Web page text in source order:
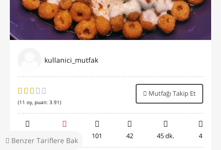
Benzer Tariflere Bak
kullanici_mutfak
(11 oy, puan: 3.91)
Mutfağı Takip Et
101 42 45 dk. 4